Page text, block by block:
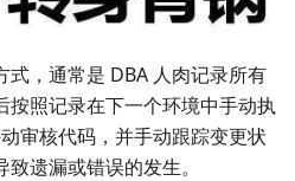
式，通常是 DBA 人肉记录所有
按照记录在下一个环境中手动执
审核代码，并手动跟踪变更状
遗漏或错误的发生。